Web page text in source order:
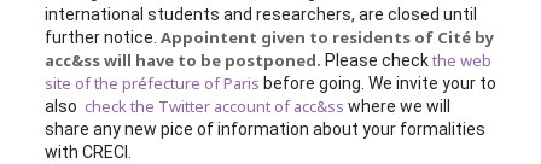
international students and researchers, are closed until
further notice. Appointent given to residents of Cité by
acc&ss will have to be postponed. Please checkthe web
site of the préfecture of Paris before going. We invite your to
also check the Twitter account of acc&ss where we will
share any new pice of information about your formalities
with CRECI.